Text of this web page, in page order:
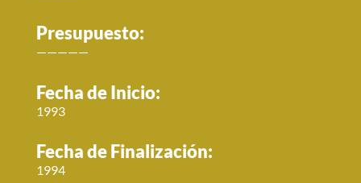
Presupuesto:
—————
Fecha de Inicio:
1993
Fecha de Finalización:
1994